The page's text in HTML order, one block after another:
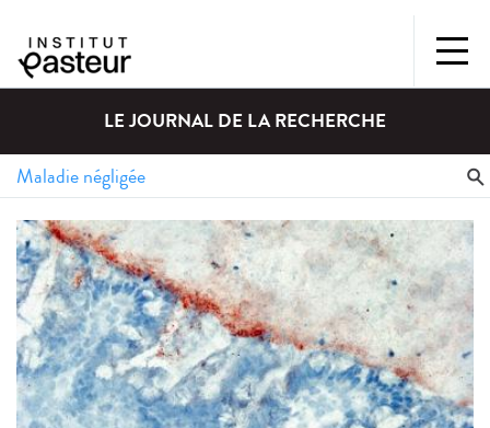
LE JOURNAL DE LA RECHERCHE